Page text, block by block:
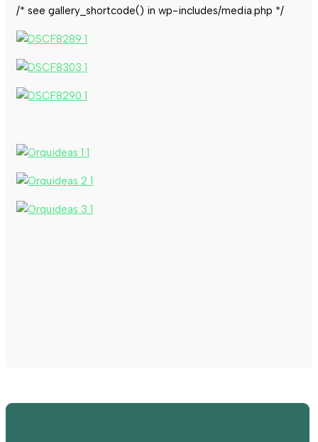
/* see gallery_shortcode() in wp-includes/media.php */